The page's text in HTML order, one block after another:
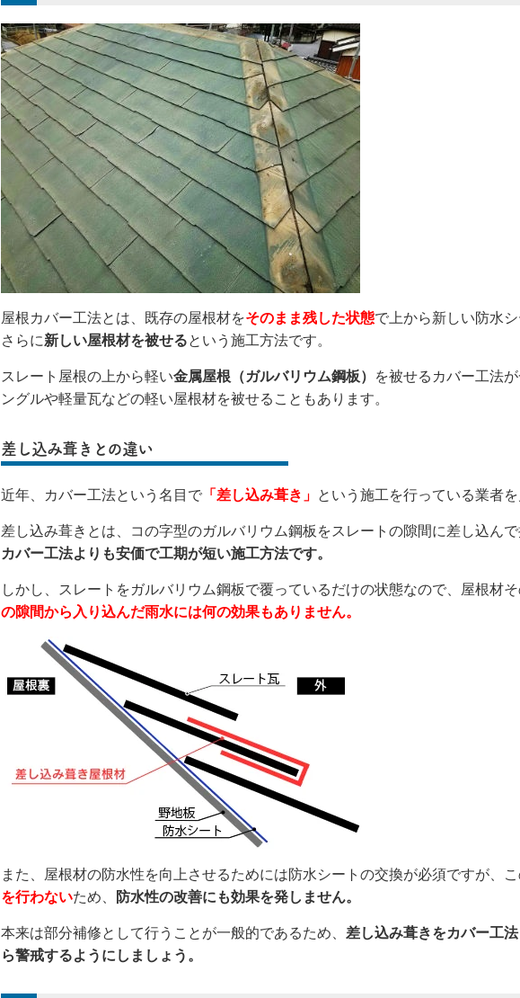
屋根カバー工法とは、既存の屋根材をそのまま残した状態で上から新しい防水
さらに新しい屋根材を被せるという施工方法です。
スレート屋根の上から軽い金属屋根（ガルバリウム鋼板）
を被せるカバー工法
ングルや軽量瓦などの軽い屋根材を被せることもあります。
差し込み葺きとの違い
近年、カバー工法という名目で 「差し込み葺き」 という施工を行っている業者を
差し込み葺きとは、コの字型のガルバリウム鋼板をスレートの隙間に差し込ん
カバー工法よりも安価で工期が短い施工方法です。
しかし、スレートをガルバリウム鋼板で覆っているだけの状態なので、屋根材
の隙間から入り込んだ雨水には何の効果もありません。
また、屋根材の防水性を向上させるためには防水シートの交換が必須ですが、
を行わないため、 防水性の改善にも効果を発しません。
本来は部分補修として行うことが一般的であるため、 差し込み葺きをカバー工
ら警戒するようにしましょう。